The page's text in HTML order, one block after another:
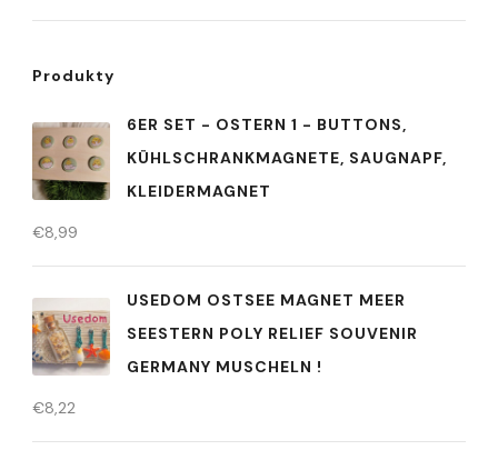
Produkty
6ER SET - OSTERN 1 - BUTTONS,
KÜHLSCHRANKMAGNETE, SAUGNAPF,
KLEIDERMAGNET
€8,99
USEDOM OSTSEE MAGNET MEER
SEESTERN POLY RELIEF SOUVENIR
GERMANY MUSCHELN !
€8,22